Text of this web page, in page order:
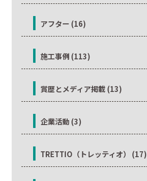
アフター (16)
施工事例 (113)
賞歴とメディア掲載 (13)
企業活動 (3)
TRETTIO（トレッティオ） (17)